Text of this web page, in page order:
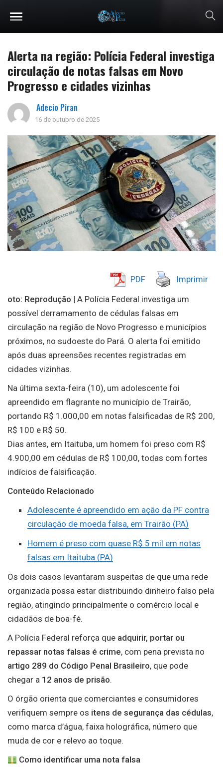
Alerta na região: Polícia Federal investiga
circulação de notas falsas em Novo
Progresso e cidades vizinhas
Adecio Piran
16 de outubro de 2025
PDF Imprimir
oto: Reprodução | A Polícia Federal investiga um
possível derramamento de cédulas falsas em
circulação na região de Novo Progresso e municípios
próximos, no sudoeste do Pará. O alerta foi emitido
após duas apreensões recentes registradas em
cidades vizinhas.
Na última sexta-feira (10), um adolescente foi
apreendido em flagrante no município de Trairão,
portando R$ 1.000,00 em notas falsificadas de R$ 200,
R$ 100 e R$ 50.
Dias antes, em Itaituba, um homem foi preso com R$
4.900,00 em cédulas de R$ 100,00, todas com fortes
indícios de falsificação.
Conteúdo Relacionado
Adolescente é apreendido em ação da PF contra
circulação de moeda falsa, em Trairão (PA)
Homem é preso com quase R$ 5 mil em notas
falsas em Itaituba (PA)
Os dois casos levantaram suspeitas de que uma rede
organizada possa estar distribuindo dinheiro falso pela
região, atingindo principalmente o comércio local e
cidadãos de boa-fé.
A Polícia Federal reforça que adquirir, portar ou
repassar notas falsas é crime, com pena prevista no
artigo 289 do Código Penal Brasileiro, que pode
chegar a 12 anos de prisão.
O órgão orienta que comerciantes e consumidores
verifiquem sempre os itens de segurança das cédulas,
como marca d’água, faixa holográfica, número que
muda de cor e relevo ao toque.
Como identificar uma nota falsa